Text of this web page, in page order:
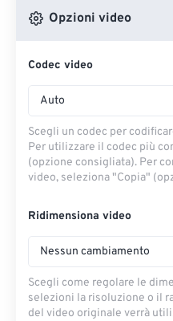
Opzioni video
Codec video
Auto
Scegli un codec per
Per utilizzare il codec più
(opzione consigliata). Per
video, seleziona "Copia"
Ridimensiona video
Nessun cambiamento
Scegli come regolare le
selezioni la risoluzione o il
del video originale verrà